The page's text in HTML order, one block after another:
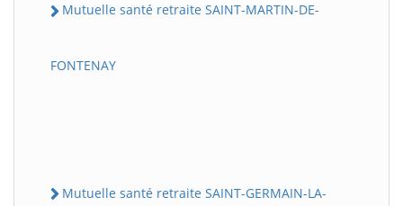
Mutuelle santé retraite SAINT-MARTIN-DE-
FONTENAY
Mutuelle santé retraite SAINT-GERMAIN-LA-